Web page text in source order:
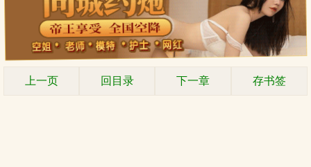
上一页 回目录 下一章 存书签